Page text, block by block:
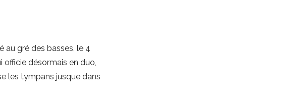
au gré des basses, le 4
officie désormais en duo,
les tympans jusque dans